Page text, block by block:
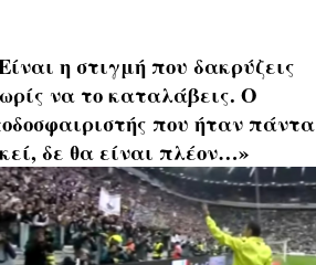
η στιγμή που δακρύζεις
να το καταλάβεις. Ο
που ήταν πάντα
δε θα είναι πλέον…»